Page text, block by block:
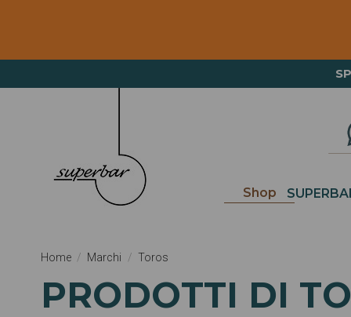
Shop
Home Marchi Toros
PRODOTTI DI